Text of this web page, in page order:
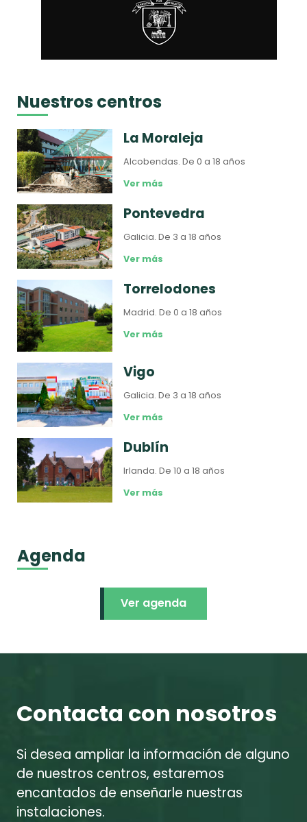
Nuestros centros
La Moraleja
Alcobendas.De 0 a 18 años
Ver más
Pontevedra
Galicia.De 3 a 18 años
Ver más
Torrelodones
Madrid.De 0 a 18 años
Ver más
Vigo
Galicia.De 3 a 18 años
Ver más
Dublín
Irlanda.De 10 a 18 años
Ver más
Agenda
Ver agenda
Contacta con nosotros
Si desea ampliar la información de alguno
de nuestros centros, estaremos
encantados de enseñarle nuestras
instalaciones.